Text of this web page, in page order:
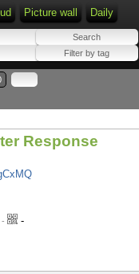
Picture wall Daily
Response
- -